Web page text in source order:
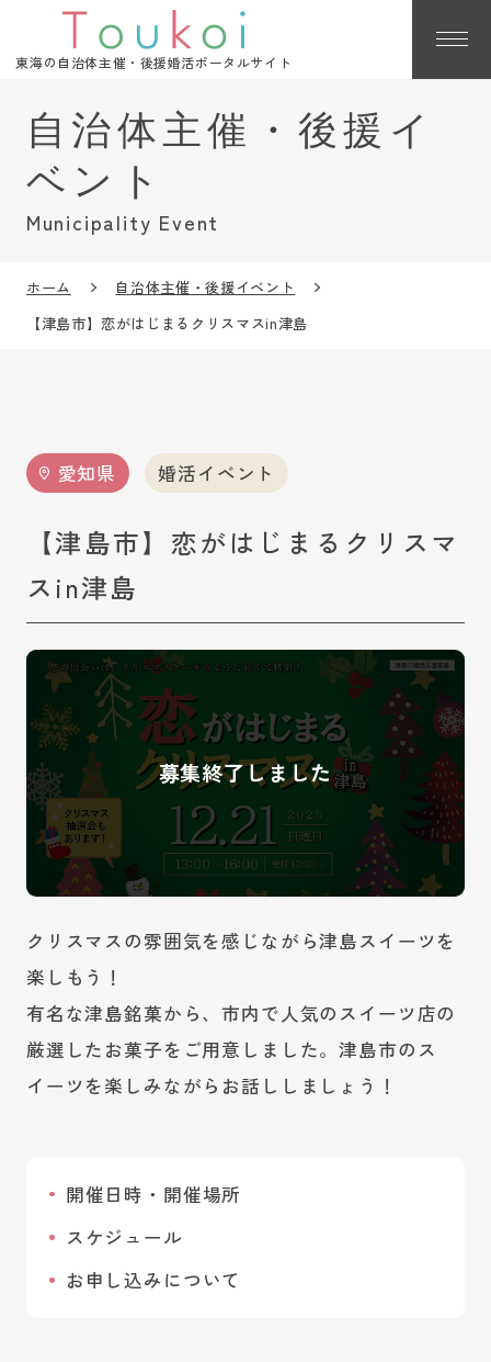
東海の自治体主催・後援婚活ポータルサイト
Municipality Event
ホーム
自治体主催・後援イベント
【津島市】恋がはじまるクリスマスin津島
愛知県 婚活イベント
【津島市】恋がはじまるクリスマ
スin津島
クリスマスの雰囲気を感じながら津島スイーツを
楽しもう！
有名な津島銘菓から、市内で人気のスイーツ店の
厳選したお菓子をご用意しました。津島市のス
イーツを楽しみながらお話ししましょう！
開催日時・開催場所
スケジュール
お申し込みについて